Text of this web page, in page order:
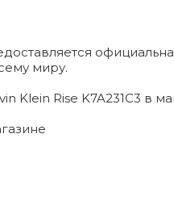
миру.
Klein Rise K7A231C3 в